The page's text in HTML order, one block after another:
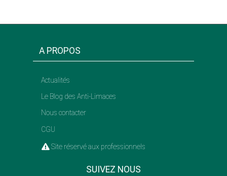
A PROPOS
Actualités
Le Blog des Anti-Limaces
Nous contacter
CGU
Site réservé aux professionnels
SUIVEZ NOUS